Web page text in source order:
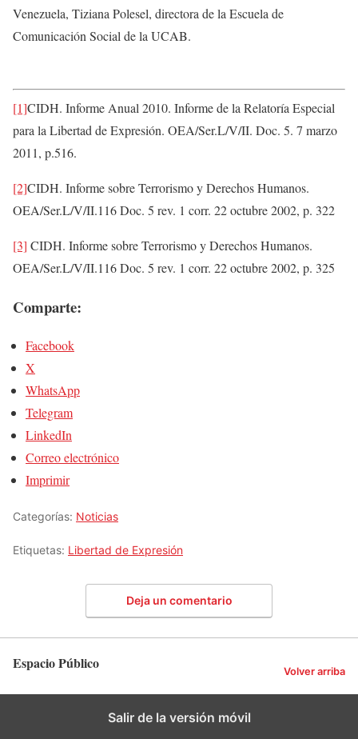
Venezuela, Tiziana Polesel, directora de la Escuela de
Comunicación Social de la UCAB.
[1]CIDH. Informe Anual 2010. Informe de la Relatoría Especial
para la Libertad de Expresión. OEA/Ser.L/V/II. Doc. 5. 7 marzo
2011, p.516.
[2]CIDH. Informe sobre Terrorismo y Derechos Humanos.
OEA/Ser.L/V/II.116 Doc. 5 rev. 1 corr. 22 octubre 2002, p. 322
[3] CIDH. Informe sobre Terrorismo y Derechos Humanos.
OEA/Ser.L/V/II.116 Doc. 5 rev. 1 corr. 22 octubre 2002, p. 325
Comparte:
Facebook
X
WhatsApp
Telegram
LinkedIn
Correo electrónico
Imprimir
Categorías: Noticias
Etiquetas: Libertad de Expresión
Deja un comentario
Espacio Público Volver arriba
Salir de la versión móvil